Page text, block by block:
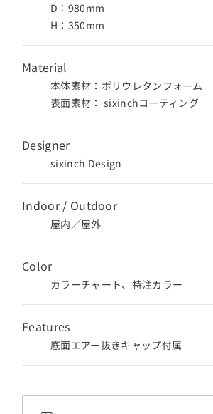
D：980mm
H：350mm
Material
本体素材：ポリウレタンフォーム
表面素材： sixinchコーティング
Designer
sixinch Design
Indoor / Outdoor
屋内／屋外
Color
カラーチャート、特注カラー
Features
底面エアー抜きキャップ付属